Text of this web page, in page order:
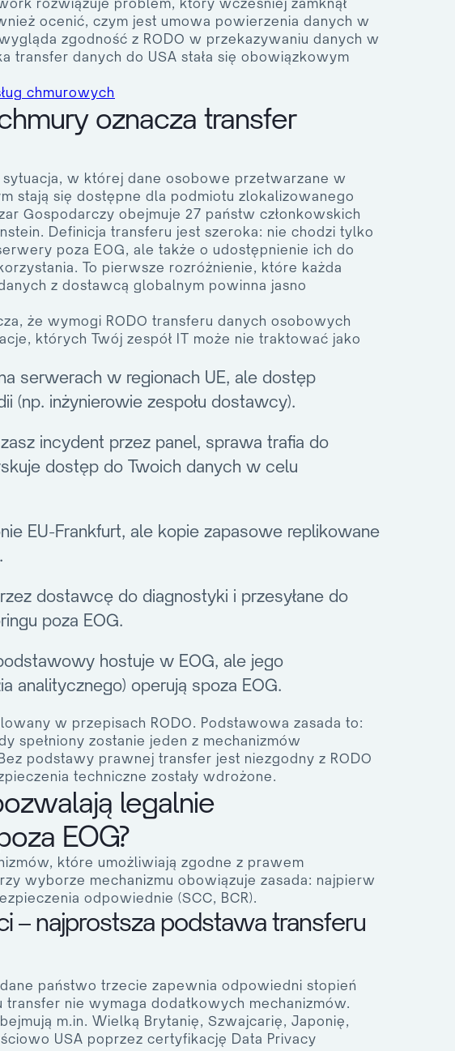
rozwiązuje problem, który wcześniej zamknął
ocenić, czym jest umowa powierzenia danych w
zgodność z RODO w przekazywaniu danych w
transfer danych do USA stała się obowiązkowym
chmurowych
oznacza transfer
sytuacja, w której dane osobowe przetwarzane w
stają się dostępne dla podmiotu zlokalizowanego
Gospodarczy obejmuje 27 państw członkowskich
Definicja transferu jest szeroka: nie chodzi tylko
poza EOG, ale także o udostępnienie ich do
To pierwsze rozróżnienie, które każda
z dostawcą globalnym powinna jasno
że wymogi RODO transferu danych osobowych
których Twój zespół IT może nie traktować jako
serwerach w regionach UE, ale dostęp
(np. inżynierowie zespołu dostawcy).
incydent przez panel, sprawa trafia do
dostęp do Twoich danych w celu
EU-Frankfurt, ale kopie zapasowe replikowane
dostawcę do diagnostyki i przesyłane do
poza EOG.
hostuje w EOG, ale jego
analitycznego) operują spoza EOG.
w przepisach RODO. Podstawowa zasada to:
spełniony zostanie jeden z mechanizmów
podstawy prawnej transfer jest niezgodny z RODO
techniczne zostały wdrożone.
legalnie
EOG?
które umożliwiają zgodne z prawem
wyborze mechanizmu obowiązuje zasada: najpierw
odpowiednie (SCC, BCR).
– najprostsza podstawa transferu
państwo trzecie zapewnia odpowiedni stopień
nie wymaga dodatkowych mechanizmów.
m.in. Wielką Brytanię, Szwajcarię, Japonię,
USA poprzez certyfikację Data Privacy